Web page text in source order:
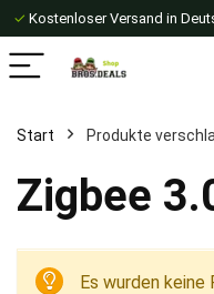
✓ Kostenloser Versand in
Start Produkte
Zigbee
Es wurden